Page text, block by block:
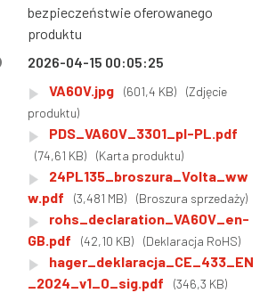
bezpieczeństwie oferowanego
produktu
2026-04-15 00:05:25
VA60V.jpg (601,4 KB)
(Zdjęcie
produktu)
PDS_VA60V_3301_pl-PL.pdf
(74,61 KB) (Karta produktu)
24PL135_broszura_Volta_ww
w.pdf
(3,481 MB) (Broszura sprzedaży)
rohs_declaration_VA60V_en-
GB.pdf
(42,10 KB) (Deklaracja RoHS)
hager_deklaracja_CE_433_EN
_2024_v1_0_sig.pdf
(346,3 KB)